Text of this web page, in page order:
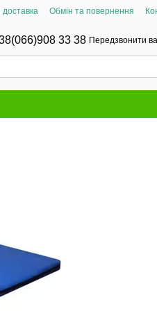
доставка Обмін та повернення
33 38 Передзвонити